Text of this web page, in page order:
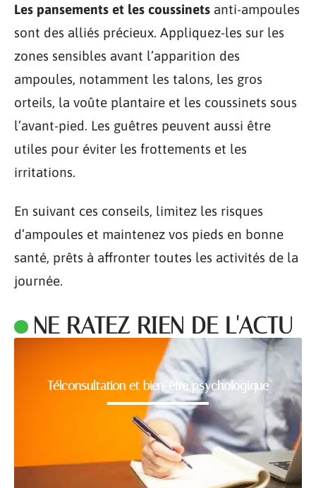
Les pansements et les coussinets anti-ampoules
sont des alliés précieux. Appliquez-les sur les
zones sensibles avant l’apparition des
ampoules, notamment les talons, les gros
orteils, la voûte plantaire et les coussinets sous
l’avant-pied. Les guêtres peuvent aussi être
utiles pour éviter les frottements et les
irritations.
En suivant ces conseils, limitez les risques
d’ampoules et maintenez vos pieds en bonne
santé, prêts à affronter toutes les activités de la
journée.
NE RATEZ RIEN DE L'ACTU
Télconsultation et bien-être psychologique